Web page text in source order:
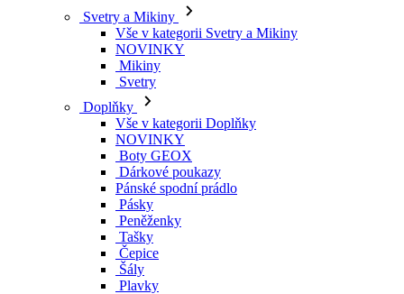
Svetry a Mikiny
Vše v kategorii Svetry a Mikiny
NOVINKY
Mikiny
Svetry
Doplňky
Vše v kategorii Doplňky
NOVINKY
Boty GEOX
Dárkové poukazy
Pánské spodní prádlo
Pásky
Peněženky
Tašky
Čepice
Šály
Plavky